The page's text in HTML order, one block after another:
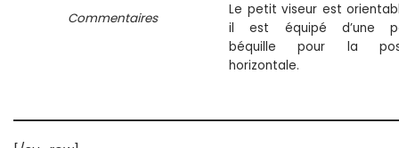
Commentaires
Le petit viseur est
il est équipé d’une
béquille pour la
horizontale.